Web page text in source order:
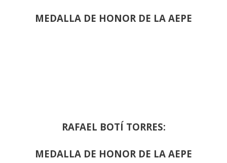
MEDALLA DE HONOR DE LA AEPE
RAFAEL BOTÍ TORRES:
MEDALLA DE HONOR DE LA AEPE